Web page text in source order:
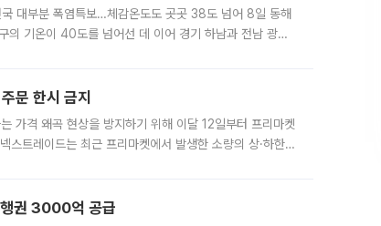
대부분 폭염특보…체감온도도 곳곳 38도 넘어 8일 동해
의 기온이 40도를 넘어선 데 이어 경기 하남과 전남 광양
문 한시 금지
가격 왜곡 현상을 방지하기 위해 이달 12일부터 프리마켓
스트레이드는 최근 프리마켓에서 발생한 소량의 상·하한
권 3000억 공급